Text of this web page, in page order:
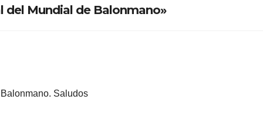
del Mundial de Balonmano»
Saludos